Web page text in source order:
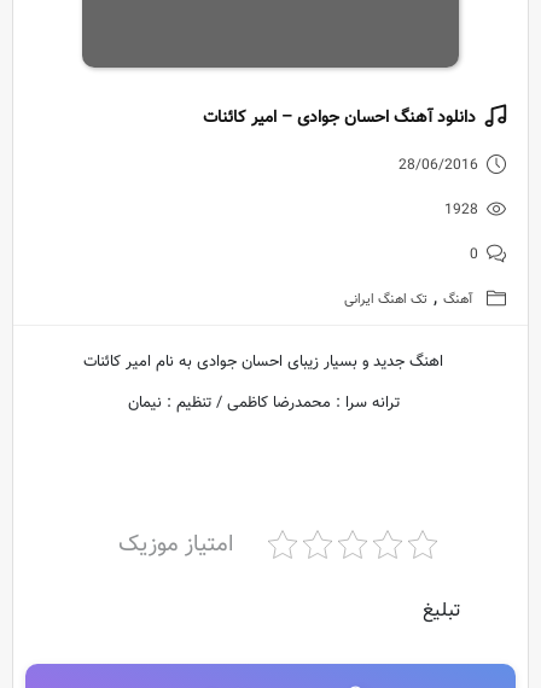
دانلود آهنگ احسان جوادی – امیر کائنات
28/06/2016
1928
0
آهنگ , تک اهنگ ایرانی
اهنگ جدید و بسیار زیبای احسان جوادی به نام امیر کائنات
ترانه سرا : محمدرضا کاظمی / تنظیم : نیمان
امتیاز موزیک
تبلیغ